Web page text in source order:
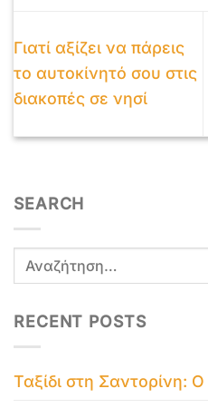
Γιατί αξίζει να πάρεις
το αυτοκίνητό σου στις
διακοπές σε νησί
SEARCH
RECENT POSTS
Ταξίδι στη Σαντορίνη: